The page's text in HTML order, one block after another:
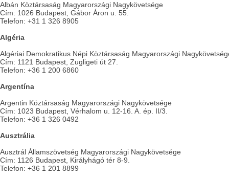
Albán Köztársaság Magyarországi Nagykövetsége
Cím: 1026 Budapest, Gábor Áron u. 55.
Telefon: +31 1 326 8905
Algéria
Algériai Demokratikus Népi Köztársaság Magyarországi
Cím: 1121 Budapest, Zugligeti út 27.
Telefon: +36 1 200 6860
Argentína
Argentin Köztársaság Magyarországi Nagykövetsége
Cím: 1023 Budapest, Vérhalom u. 12-16. A. ép. II/3.
Telefon: +36 1 326 0492
Ausztrália
Ausztrál Államszövetség Magyarországi Nagykövetsége
Cím: 1126 Budapest, Királyhágó tér 8-9.
Telefon: +36 1 201 8899